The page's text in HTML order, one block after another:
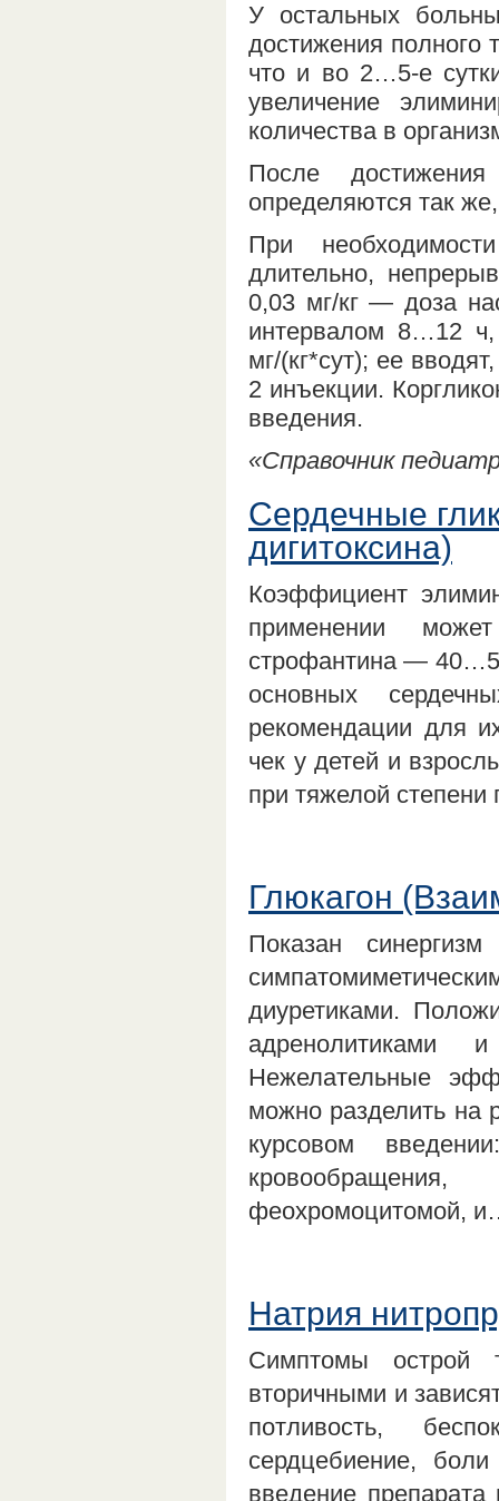
У остальных
достижения полного
что и во 2…5-е
увеличение
количества в
После
определяются так
При
длительно,
0,03 мг/кг — доза
интервалом 8…12
мг/(кг*сут); ее
2 инъекции.
введения.
«Справочник
Сердечные
дигитоксина)
Коэффициент
применении
строфантина —
основных
рекомендации для
чек у детей и
при тяжелой степени
Глюкагон
Показан
диуретиками.
адренолитиками
Нежелательные
можно разделить на
курсовом
феохромоцитомой,
Натрия
Симптомы острой
вторичными и
потливость,
сердцебиение,
введение препарата